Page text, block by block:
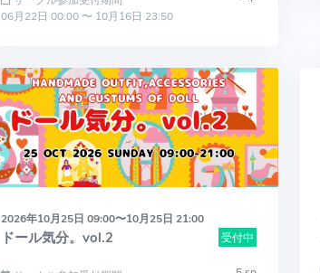
06月22日 00:00 〜 10月16日 23:50
2026年10月25日 09:00〜10月25日 21:00
受付中
ドール気分。vol.2